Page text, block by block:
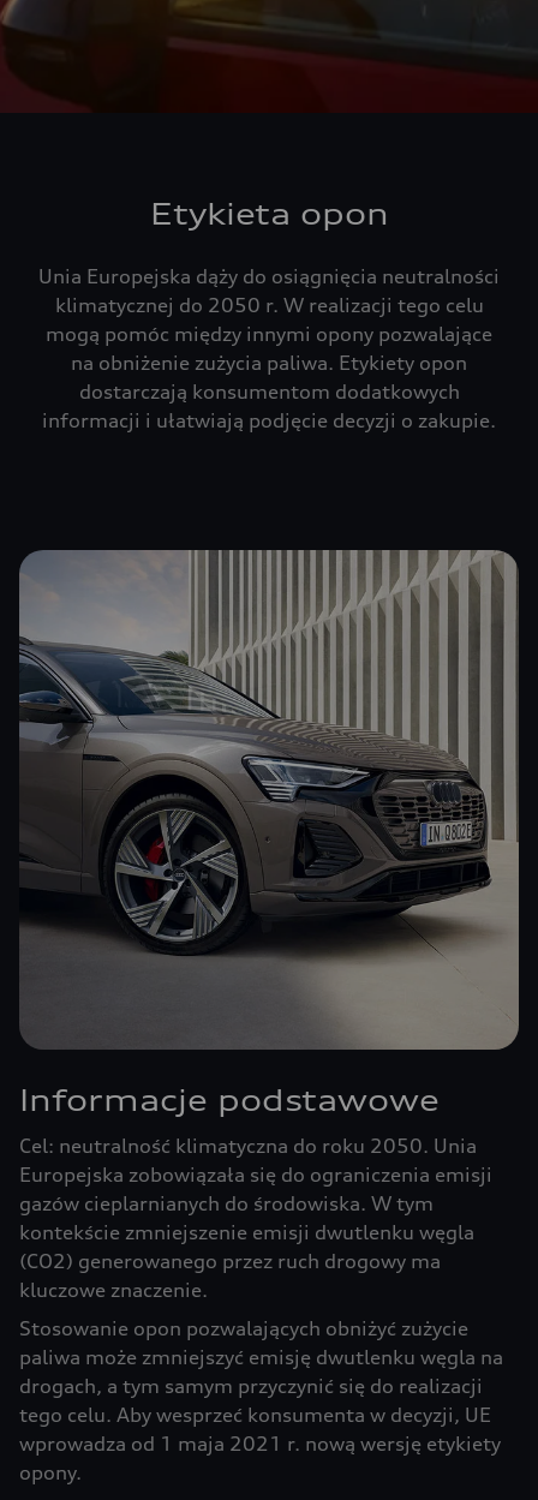
Etykieta opon
Unia Europejska dąży do osiągnięcia neutralności
klimatycznej do 2050 r. W realizacji tego celu
mogą pomóc między innymi opony pozwalające
na obniżenie zużycia paliwa. Etykiety opon
dostarczają konsumentom dodatkowych
informacji i ułatwiają podjęcie decyzji o zakupie.
Informacje podstawowe
Cel: neutralność klimatyczna do roku 2050. Unia
Europejska zobowiązała się do ograniczenia emisji
gazów cieplarnianych do środowiska. W tym
kontekście zmniejszenie emisji dwutlenku węgla
(CO2) generowanego przez ruch drogowy ma
kluczowe znaczenie.
Stosowanie opon pozwalających obniżyć zużycie
paliwa może zmniejszyć emisję dwutlenku węgla na
drogach, a tym samym przyczynić się do realizacji
tego celu. Aby wesprzeć konsumenta w decyzji, UE
wprowadza od 1 maja 2021 r. nową wersję etykiety
opony.